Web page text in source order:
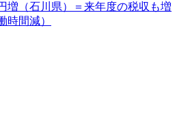
増（石川県）＝来年度の税収も増
時間減）